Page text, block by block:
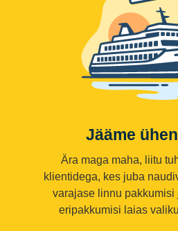
Jääme
Ära maga maha, liitu
klientidega, kes juba
varajase linnu pakkumisi
eripakkumisi laias